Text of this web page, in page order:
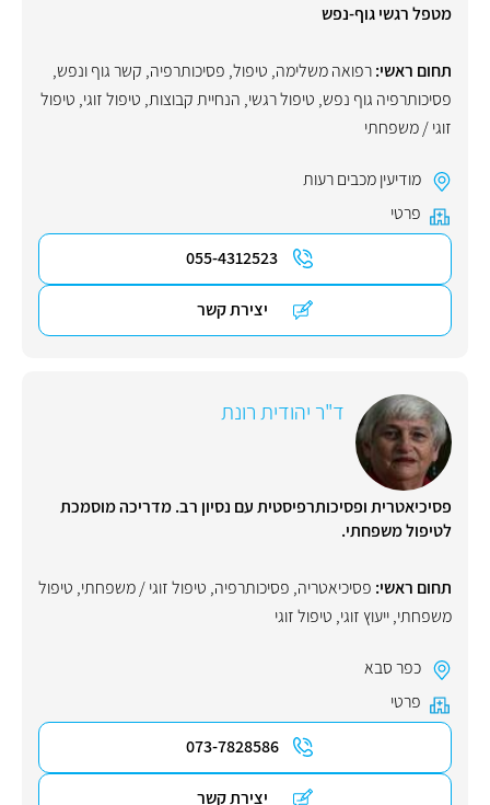
מטפל רגשי גוף-נפש
תחום ראשי:רפואה משלימה, טיפול, פסיכותרפיה, קשר גוף ונפש,
פסיכותרפיה גוף נפש, טיפול רגשי, הנחיית קבוצות, טיפול זוגי, טיפול
זוגי / משפחתי
מודיעין מכבים רעות
פרטי
055-4312523
יצירת קשר
ד"ר יהודית רונת
פסיכיאטרית ופסיכותרפיסטית עם נסיון רב. מדריכה מוסמכת
לטיפול משפחתי.
תחום ראשי: פסיכיאטריה, פסיכותרפיה, טיפול זוגי / משפחתי, טיפול
משפחתי,ייעוץ זוגי, טיפול זוגי
כפר סבא
פרטי
073-7828586
יצירת קשר